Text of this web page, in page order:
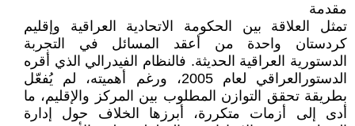
مقدمة
تمثل العلاقة بين الحكومة الاتحادية العراقية وإقليم
كردستان واحدة من أعقد المسائل في التجربة
الدستورية العراقية الحديثة. فالنظام الفيدرالي الذي أقره
الدستورالعراقي لعام 2005، ورغم أهميته، لم يُفعّل
بطريقة تحقق التوازن المطلوب بين المركز والإقليم، ما
أدى إلى أزمات متكررة، أبرزها الخلاف حول إدارة